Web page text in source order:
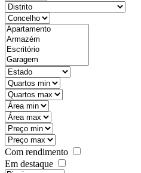
Com rendimento
Em destaque